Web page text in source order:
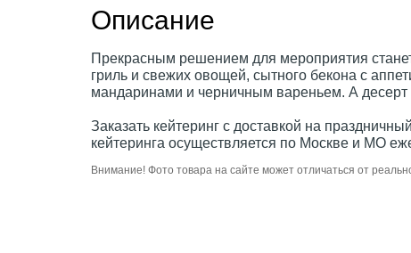
Описание
Прекрасным решением для мероприятия
гриль и свежих овощей, сытного бекона с
мандаринами и черничным вареньем. А
Заказать кейтеринг с доставкой на
кейтеринга осуществляется по Москве и МО
Внимание! Фото товара на сайте может отличаться от